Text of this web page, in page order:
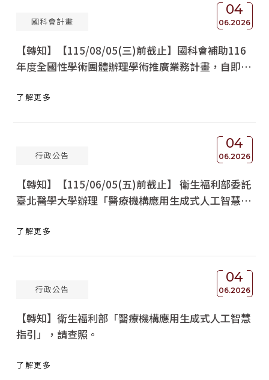
04
06.2026
國科會計畫
【轉知】【115/08/05(三)前截止】國科會補助116
年度全國性學術團體辦理學術推廣業務計畫，自即日
了解更多
04
06.2026
行政公告
【轉知】【115/06/05(五)前截止】 衛生福利部委託
臺北醫學大學辦理「醫療機構應用生成式人工智慧指
了解更多
04
06.2026
行政公告
【轉知】衛生福利部「醫療機構應用生成式人工智慧
指引」，請查照。
了解更多